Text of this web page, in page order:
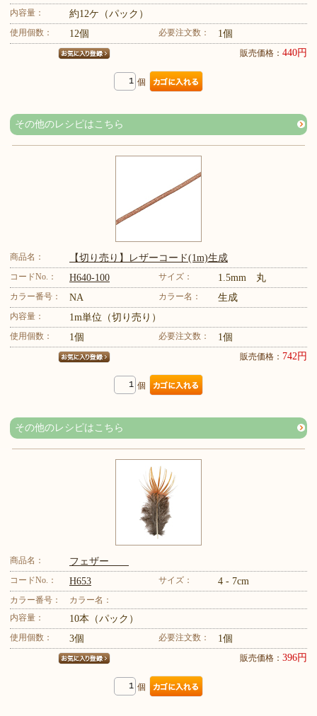
内容量：
約12ケ（パック）
使用個数： 12個 必要注文数： 1個
販売価格： 440円
個
その他のレシピはこちら
商品名： 【切り売り】レザーコード(1m)生成
コードNo.： H640-100 サイズ： 1.5mm 丸
カラー番号： NA カラー名： 生成
内容量： 1m単位（切り売り）
使用個数： 1個 必要注文数： 1個
販売価格： 742円
個
その他のレシピはこちら
商品名： フェザー
コードNo.： H653 サイズ： 4 - 7cm
カラー番号：
カラー名：
内容量：
10本（パック）
使用個数： 3個 必要注文数： 1個
販売価格： 396円
個